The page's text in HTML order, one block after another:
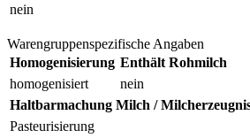
nein
Warengruppenspezifische Angaben
Homogenisierung
homogenisiert
Enthält Rohmilch
nein
Haltbarmachung Milch /
Pasteurisierung